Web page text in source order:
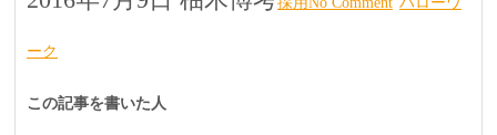
ーク
この記事を書いた人